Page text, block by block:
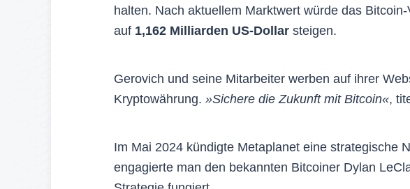
halten. Nach aktuellem Marktwert würde das
auf 1,162 Milliarden US-Dollar steigen.
Gerovich und seine Mitarbeiter werben auf ihrer
Kryptowährung. »Sichere die Zukunft mit Bitcoin«,
Im Mai 2024 kündigte Metaplanet eine strategische
engagierte man den bekannten Bitcoiner Dylan